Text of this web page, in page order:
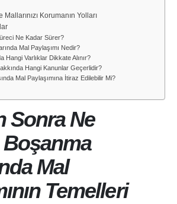
Korumanın Yolları
Ne Kadar Sürer?
Mal Paylaşımı Nedir?
Hangi Varlıklar Dikkate Alınır?
Hangi Kanunlar Geçerlidir?
Mal Paylaşımına İtiraz Edilebilir Mi?
Sonra Ne
Mal
Temelleri